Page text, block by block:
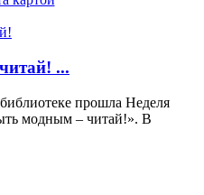
...
прошла Неделя
модным – читай!». В